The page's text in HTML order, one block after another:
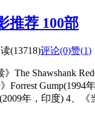
推荐 100部
(13718)评论(0)赞(1)
The Shawshank
Forrest Gump(1994
年，印度) 4、《